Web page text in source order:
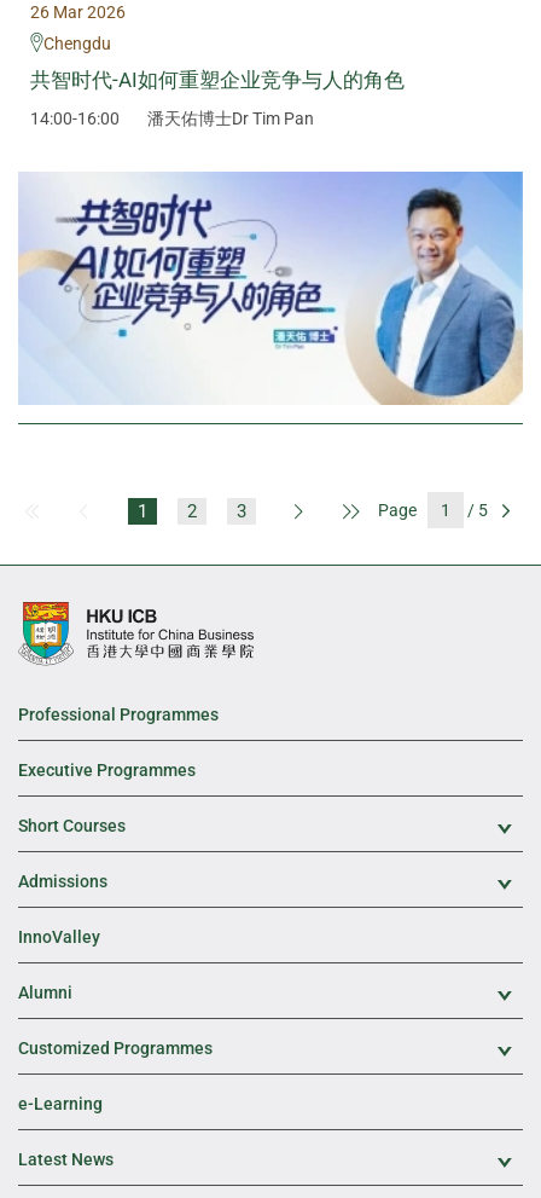
26 Mar 2026
Chengdu
共智时代-AI如何重塑企业竞争与人的角色
14:00-16:00 潘天佑博士Dr Tim Pan
Previous Page
1 2 3 Next PageLast Page
Page / 5
Professional Programmes
Executive Programmes
Short Courses
Admissions
InnoValley
Alumni
Customized Programmes
e-Learning
Latest News